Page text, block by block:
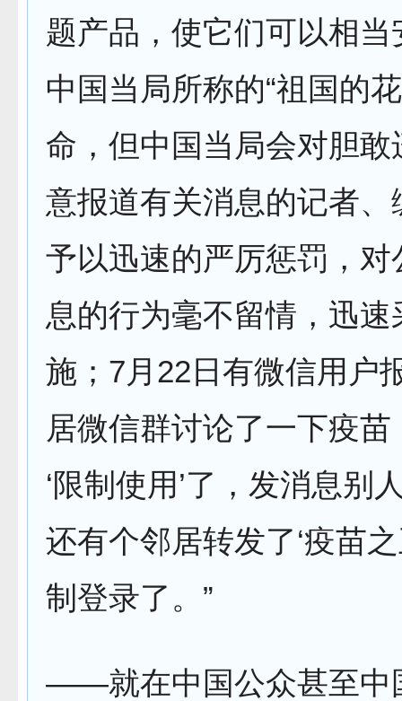
题产品，使它们可以相当
中国当局所称的“祖国的
命，但中国当局会对胆敢
意报道有关消息的记者、
予以迅速的严厉惩罚，对
息的行为毫不留情，迅速
施；7月22日有微信用户
居微信群讨论了一下疫苗
‘限制使用’了，发消息别
还有个邻居转发了‘疫苗
制登录了。”
——就在中国公众甚至中